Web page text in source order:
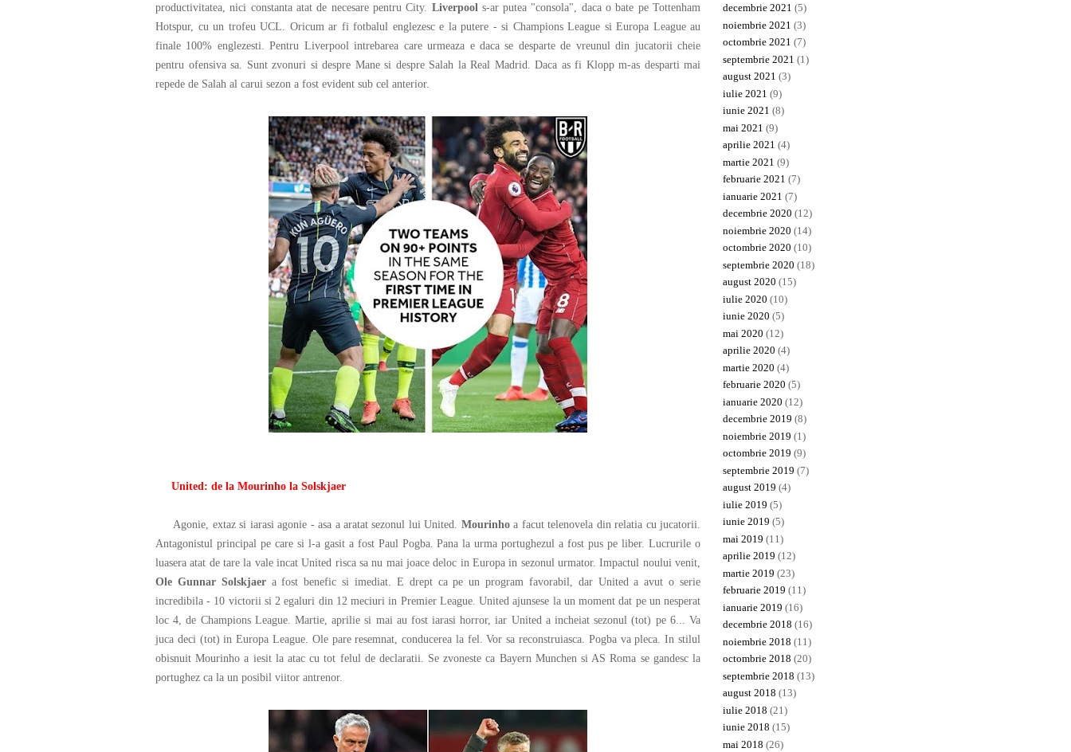
productivitatea, nici constanta atat de necesare pentru City. Liverpool s-ar putea "consola", daca o bate pe Tottenham
Hotspur, cu un trofeu UCL. Oricum ar fi fotbalul englezesc e la putere - si Champions League si Europa League au
finale 100% englezesti. Pentru Liverpool intrebarea care urmeaza e daca se desparte de vreunul din jucatorii cheie
pentru ofensiva sa. Sunt zvonuri si despre Mane si despre Salah la Real Madrid. Daca as fi Klopp m-as desparti mai
repede de Salah al carui sezon a fost evident sub cel anterior.
United: de la Mourinho la Solskjaer
Agonie, extaz si iarasi agonie - asa a aratat sezonul lui United. Mourinhoa facut telenovela din relatia cu jucatorii.
Antagonistul principal pe care si l-a gasit a fost Paul Pogba. Pana la urma portughezul a fost pus pe liber. Lucrurile o
luasera atat de tare la vale incat United risca sa nu mai joace deloc in Europa in sezonul urmator. Impactul noului venit,
Ole Gunnar Solskjaera fost benefic si imediat. E drept ca pe un program favorabil, dar United a avut o serie
incredibila - 10 victorii si 2 egaluri din 12 meciuri in Premier League. United ajunsese la un moment dat pe un nesperat
loc 4, de Champions League. Martie, aprilie si mai au fost iarasi horror, iar United a incheiat sezonul (tot) pe 6... Va
juca deci (tot) in Europa League. Ole pare resemnat, conducerea la fel. Vor sa reconstruiasca. Pogba va pleca. In stilul
obisnuit Mourinho a iesit la atac cu tot felul de declaratii. Se zvoneste ca Bayern Munchen si AS Roma se gandesc la
portughez ca la un posibil viitor antrenor.
decembrie 2021 (5)
noiembrie 2021 (3)
octombrie 2021 (7)
septembrie 2021 (1)
august 2021 (3)
iulie 2021 (9)
iunie 2021 (8)
mai 2021 (9)
aprilie 2021 (4)
martie 2021 (9)
februarie 2021 (7)
ianuarie 2021 (7)
decembrie 2020 (12)
noiembrie 2020 (14)
octombrie 2020 (10)
septembrie 2020 (18)
august 2020 (15)
iulie 2020 (10)
iunie 2020 (5)
mai 2020 (12)
aprilie 2020 (4)
martie 2020 (4)
februarie 2020 (5)
ianuarie 2020 (12)
decembrie 2019 (8)
noiembrie 2019 (1)
octombrie 2019 (9)
septembrie 2019 (7)
august 2019 (4)
iulie 2019 (5)
iunie 2019 (5)
mai 2019 (11)
aprilie 2019 (12)
martie 2019 (23)
februarie 2019 (11)
ianuarie 2019 (16)
decembrie 2018 (16)
noiembrie 2018 (11)
octombrie 2018 (20)
septembrie 2018 (13)
august 2018 (13)
iulie 2018 (21)
iunie 2018 (15)
mai 2018 (26)